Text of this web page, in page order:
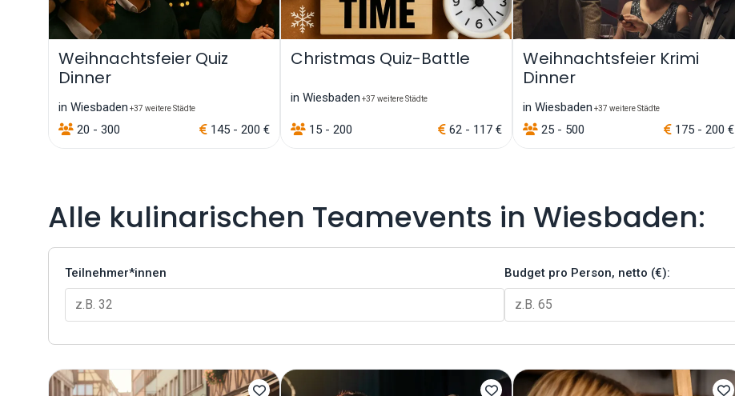
Weihnachtsfeier Quiz
Dinner
in Wiesbaden +37 weitere Städte
20 - 300 145 - 200 €
Christmas Quiz-Battle
in Wiesbaden +37 weitere Städte
15 - 200 62 - 117 €
Weihnachtsfeier Krimi
Dinner
in Wiesbaden +37 weitere Städte
25 - 500 175 - 200 €
Alle kulinarischen Teamevents in Wiesbaden:
Teilnehmer*innen Budget pro Person, netto (€):